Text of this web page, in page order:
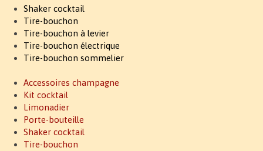
Shaker cocktail
Tire-bouchon
Tire-bouchon à levier
Tire-bouchon électrique
Tire-bouchon sommelier
Accessoires champagne
Kit cocktail
Limonadier
Porte-bouteille
Shaker cocktail
Tire-bouchon